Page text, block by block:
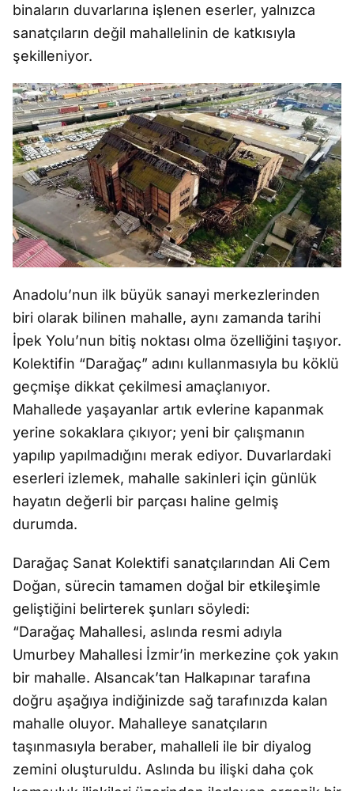
binaların duvarlarına işlenen eserler, yalnızca
sanatçıların değil mahallelinin de katkısıyla
şekilleniyor.
Anadolu’nun ilk büyük sanayi merkezlerinden
biri olarak bilinen mahalle, aynı zamanda tarihi
İpek Yolu’nun bitiş noktası olma özelliğini taşıyor.
Kolektifin “Darağaç” adını kullanmasıyla bu köklü
geçmişe dikkat çekilmesi amaçlanıyor.
Mahallede yaşayanlar artık evlerine kapanmak
yerine sokaklara çıkıyor; yeni bir çalışmanın
yapılıp yapılmadığını merak ediyor. Duvarlardaki
eserleri izlemek, mahalle sakinleri için günlük
hayatın değerli bir parçası haline gelmiş
durumda.
Darağaç Sanat Kolektifi sanatçılarından Ali Cem
Doğan, sürecin tamamen doğal bir etkileşimle
geliştiğini belirterek şunları söyledi:
“Darağaç Mahallesi, aslında resmi adıyla
Umurbey Mahallesi İzmir’in merkezine çok yakın
bir mahalle. Alsancak’tan Halkapınar tarafına
doğru aşağıya indiğinizde sağ tarafınızda kalan
mahalle oluyor. Mahalleye sanatçıların
taşınmasıyla beraber, mahalleli ile bir diyalog
zemini oluşturuldu. Aslında bu ilişki daha çok